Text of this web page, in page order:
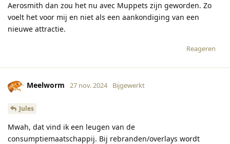
Aerosmith dan zou het nu avec Muppets zijn geworden. Zo
voelt het voor mij en niet als een aankondiging van een
nieuwe attractie.
Reageren
Meelworm 27 nov. 2024 Bijgewerkt
Jules
Mwah, dat vind ik een leugen van de
consumptiemaatschappij. Bij rebranden/overlays wordt